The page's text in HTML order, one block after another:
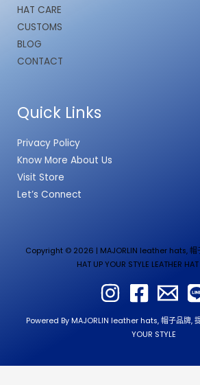
HAT CARE
CUSTOMS
BLOG
CONTACT
Quick Links
Privacy Policy
Know More About Us
Visit Store
Let’s Connect
Copyright © 2026 | MAJORLIN leather hats, 帽
HAT UP YOUR STYLE LEATHER
Powered By MAJORLIN leather hats, 帽子品牌,
YOUR STYLE